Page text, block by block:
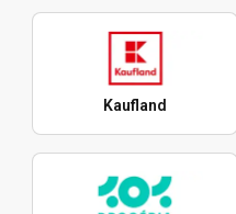
Kaufland